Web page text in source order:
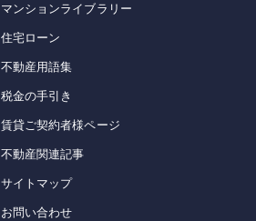
マンションライブラリー
住宅ローン
不動産用語集
税金の手引き
賃貸ご契約者様ページ
不動産関連記事
サイトマップ
お問い合わせ